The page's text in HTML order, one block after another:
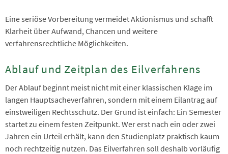
Eine seriöse Vorbereitung vermeidet Aktionismus und schafft
Klarheit über Aufwand, Chancen und weitere
verfahrensrechtliche Möglichkeiten.
Ablauf und Zeitplan des Eilverfahrens
Der Ablauf beginnt meist nicht mit einer klassischen Klage im
langen Hauptsacheverfahren, sondern mit einem Eilantrag auf
einstweiligen Rechtsschutz. Der Grund ist einfach: Ein Semester
startet zu einem festen Zeitpunkt. Wer erst nach ein oder zwei
Jahren ein Urteil erhält, kann den Studienplatz praktisch kaum
noch rechtzeitig nutzen. Das Eilverfahren soll deshalb vorläufig